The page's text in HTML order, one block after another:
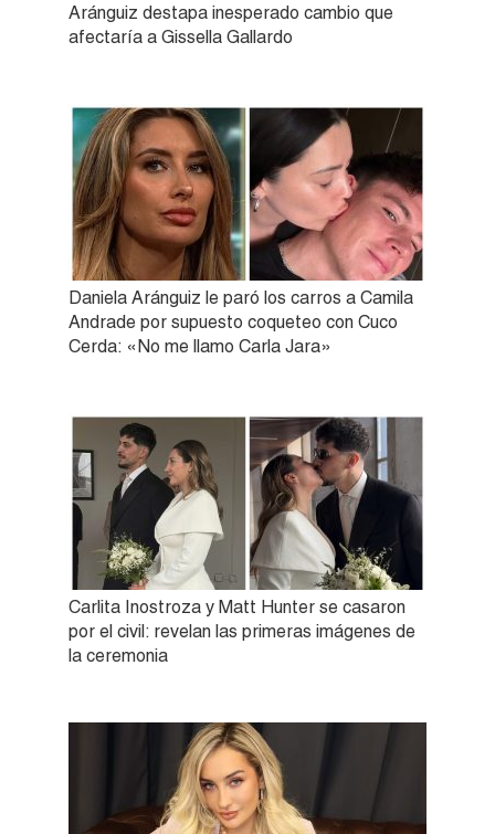
Aránguiz destapa inesperado cambio que
afectaría a Gissella Gallardo
Daniela Aránguiz le paró los carros a Camila
Andrade por supuesto coqueteo con Cuco
Cerda: «No me llamo Carla Jara»
Carlita Inostroza y Matt Hunter se casaron
por el civil: revelan las primeras imágenes de
la ceremonia